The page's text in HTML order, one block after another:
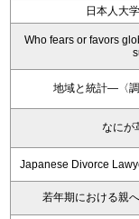
日本人大
Who fears or favors
地域と統計―〈
なにが
Japanese Divorce
若年期における親